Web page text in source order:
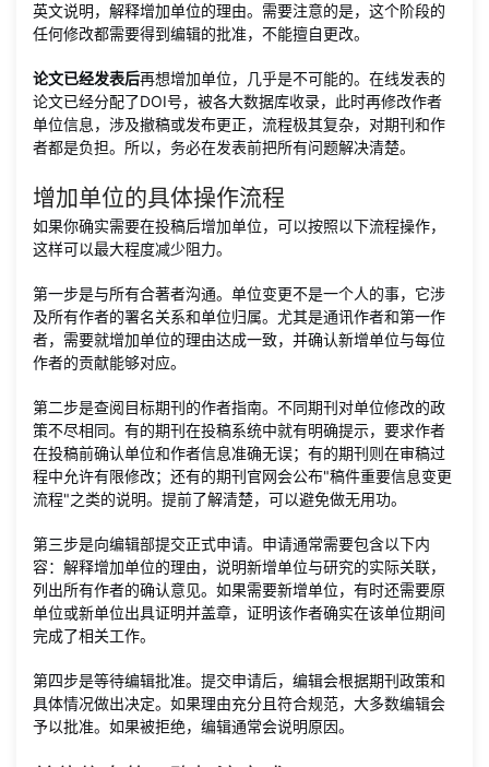
英文说明，解释增加单位的理由。需要注意的是，这个阶段的
任何修改都需要得到编辑的批准，不能擅自更改。
论文已经发表后再想增加单位，几乎是不可能的。在线发表的
论文已经分配了DOI号，被各大数据库收录，此时再修改作者
单位信息，涉及撤稿或发布更正，流程极其复杂，对期刊和作
者都是负担。所以，务必在发表前把所有问题解决清楚。
增加单位的具体操作流程
如果你确实需要在投稿后增加单位，可以按照以下流程操作，
这样可以最大程度减少阻力。
第一步是与所有合著者沟通。单位变更不是一个人的事，它涉
及所有作者的署名关系和单位归属。尤其是通讯作者和第一作
者，需要就增加单位的理由达成一致，并确认新增单位与每位
作者的贡献能够对应。
第二步是查阅目标期刊的作者指南。不同期刊对单位修改的政
策不尽相同。有的期刊在投稿系统中就有明确提示，要求作者
在投稿前确认单位和作者信息准确无误；有的期刊则在审稿过
程中允许有限修改；还有的期刊官网会公布"稿件重要信息变更
流程"之类的说明。提前了解清楚，可以避免做无用功。
第三步是向编辑部提交正式申请。申请通常需要包含以下内
容：解释增加单位的理由，说明新增单位与研究的实际关联，
列出所有作者的确认意见。如果需要新增单位，有时还需要原
单位或新单位出具证明并盖章，证明该作者确实在该单位期间
完成了相关工作。
第四步是等待编辑批准。提交申请后，编辑会根据期刊政策和
具体情况做出决定。如果理由充分且符合规范，大多数编辑会
予以批准。如果被拒绝，编辑通常会说明原因。